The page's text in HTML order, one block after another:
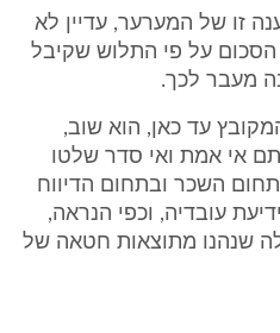
זו של המערער, עדיין לא
על פי התלוש שקיבל
מעבר לכך.
עד כאן, הוא שוב,
אי אמת ואי סדר שלטו
השכר ובתחום הדיווח
עובדיה, וכפי הנראה,
שנהנו מתוצאות חטאה של